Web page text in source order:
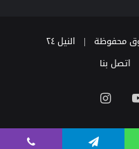
النيل ٢٤
اتصل بنا
يوتيوب